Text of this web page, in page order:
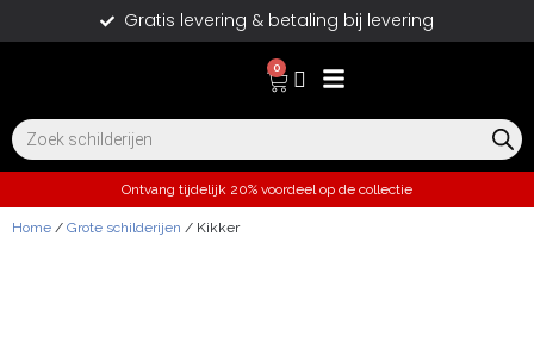
Gratis levering & betaling bij levering
0
Ontvang tijdelijk 20% voordeel op de collectie
Home / Grote schilderijen / Kikker